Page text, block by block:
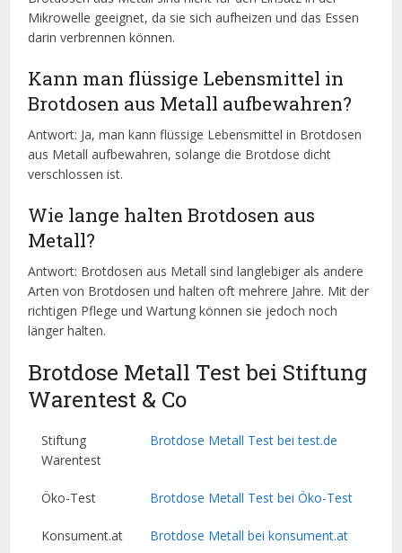
Mikrowelle geeignet, da sie sich aufheizen und das Essen
darin verbrennen können.
Kann man flüssige Lebensmittel in
Brotdosen aus Metall aufbewahren?
Antwort: Ja, man kann flüssige Lebensmittel in Brotdosen
aus Metall aufbewahren, solange die Brotdose dicht
verschlossen ist.
Wie lange halten Brotdosen aus
Metall?
Antwort: Brotdosen aus Metall sind langlebiger als andere
Arten von Brotdosen und halten oft mehrere Jahre. Mit der
richtigen Pflege und Wartung können sie jedoch noch
länger halten.
Brotdose Metall Test bei Stiftung
Warentest & Co
Stiftung
Warentest
Brotdose Metall Test bei test.de
Öko-Test Brotdose Metall Test bei Öko-Test
Konsument.at Brotdose Metall bei konsument.at